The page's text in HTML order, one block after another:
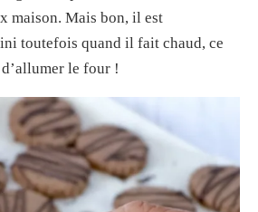
maison. Mais bon, il est
toutefois quand il fait chaud, ce
le four !